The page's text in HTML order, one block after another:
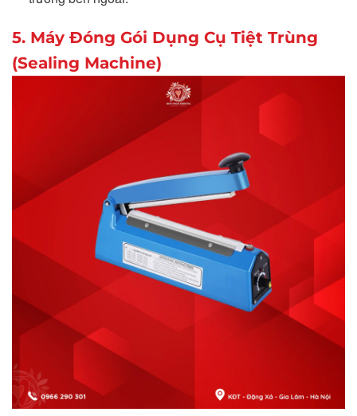
5. Máy Đóng Gói Dụng Cụ Tiệt Trùng
(Sealing Machine)